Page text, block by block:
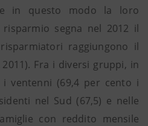
in questo modo la loro
risparmio segna nel 2012 il
raggiungono il
Fra i diversi gruppi, in
ventenni (69,4 per cento i
nel Sud (67,5) e nelle
con reddito mensile